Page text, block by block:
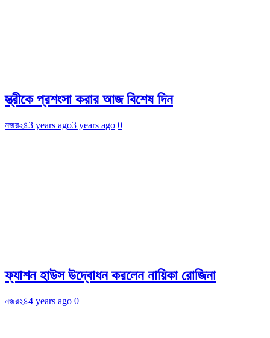
স্ত্রীকে প্রশংসা করার আজ বিশেষ দিন
নজর২৪3 years ago3 years ago 0
ফ্যাশন হাউস উদ্বোধন করলেন নায়িকা রোজিনা
নজর২৪4 years ago 0